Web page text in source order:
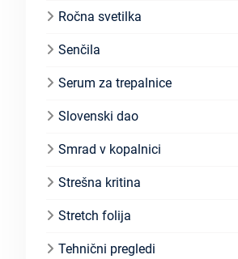
Ročna svetilka
Senčila
Serum za trepalnice
Slovenski dao
Smrad v kopalnici
Strešna kritina
Stretch folija
Tehnični pregledi